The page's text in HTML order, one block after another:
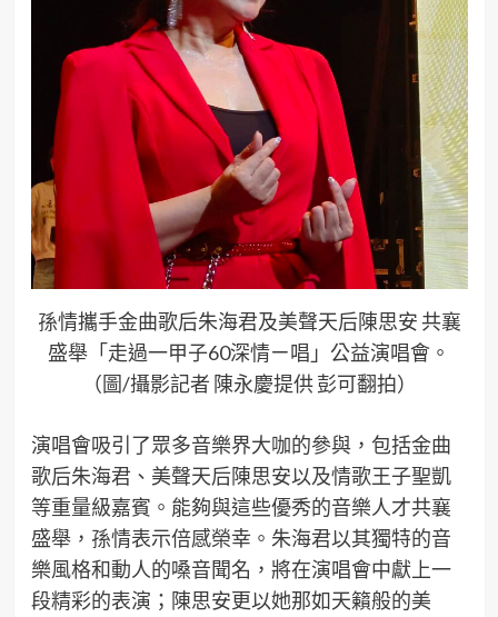
孫情攜手金曲歌后朱海君及美聲天后陳思安 共襄
盛舉「走過一甲子60深情ㄧ唱」公益演唱會。
（圖/攝影記者 陳永慶提供 彭可翻拍）
演唱會吸引了眾多音樂界大咖的參與，包括金曲
歌后朱海君、美聲天后陳思安以及情歌王子聖凱
等重量級嘉賓。能夠與這些優秀的音樂人才共襄
盛舉，孫情表示倍感榮幸。朱海君以其獨特的音
樂風格和動人的嗓音聞名，將在演唱會中獻上一
段精彩的表演；陳思安更以她那如天籟般的美